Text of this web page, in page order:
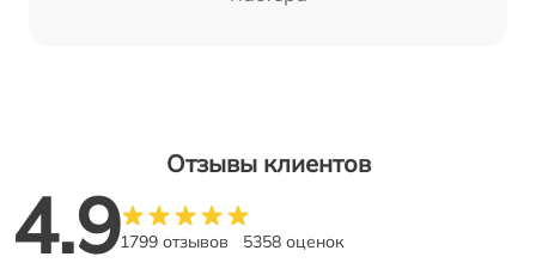
Отзывы клиентов
4.91799 отзывов 5358 оценок